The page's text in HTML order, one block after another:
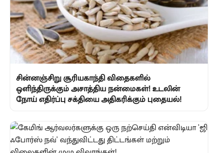
சின்னஞ்சிறு சூரியகாந்தி விதைகளில்
ஒளிந்திருக்கும் அசாத்திய நன்மைகள்! உடலின்
நோய் எதிர்ப்பு சக்தியை அதிகரிக்கும் புதையல்!